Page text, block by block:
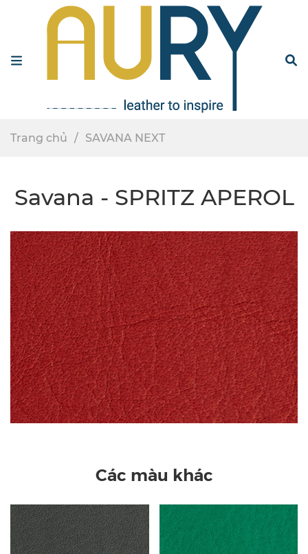
Trang chủ SAVANA NEXT
Savana - SPRITZ APEROL
Các màu khác